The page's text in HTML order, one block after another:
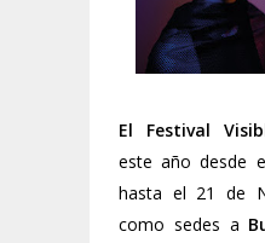
El Festival
este año desde
hasta el 21 de
como sedes a